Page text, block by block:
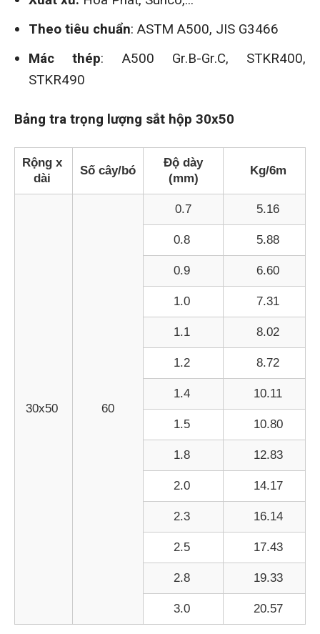
Theo tiêu chuẩn: ASTM A500, JIS G3466
Mác thép: A500 Gr.B-Gr.C, STKR400,
STKR490
Bảng tra trọng lượng sắt hộp 30x50
Rộng x
dài
Số cây/bó
Độ dày
(mm)
Kg/6m
30x50 60
0.7 5.16
0.8 5.88
0.9 6.60
1.0 7.31
1.1 8.02
1.2 8.72
1.4 10.11
1.5 10.80
1.8 12.83
2.0 14.17
2.3 16.14
2.5 17.43
2.8 19.33
3.0 20.57